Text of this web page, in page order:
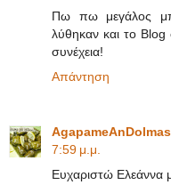
Πω πω μεγάλος
λύθηκαν και το Blog
συνέχεια!
Απάντηση
AgapameAnDolmas
7:59 μ.μ.
Ευχαριστώ Ελεάννα